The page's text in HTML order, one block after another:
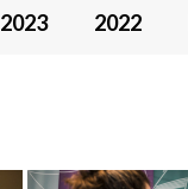
2023 2022